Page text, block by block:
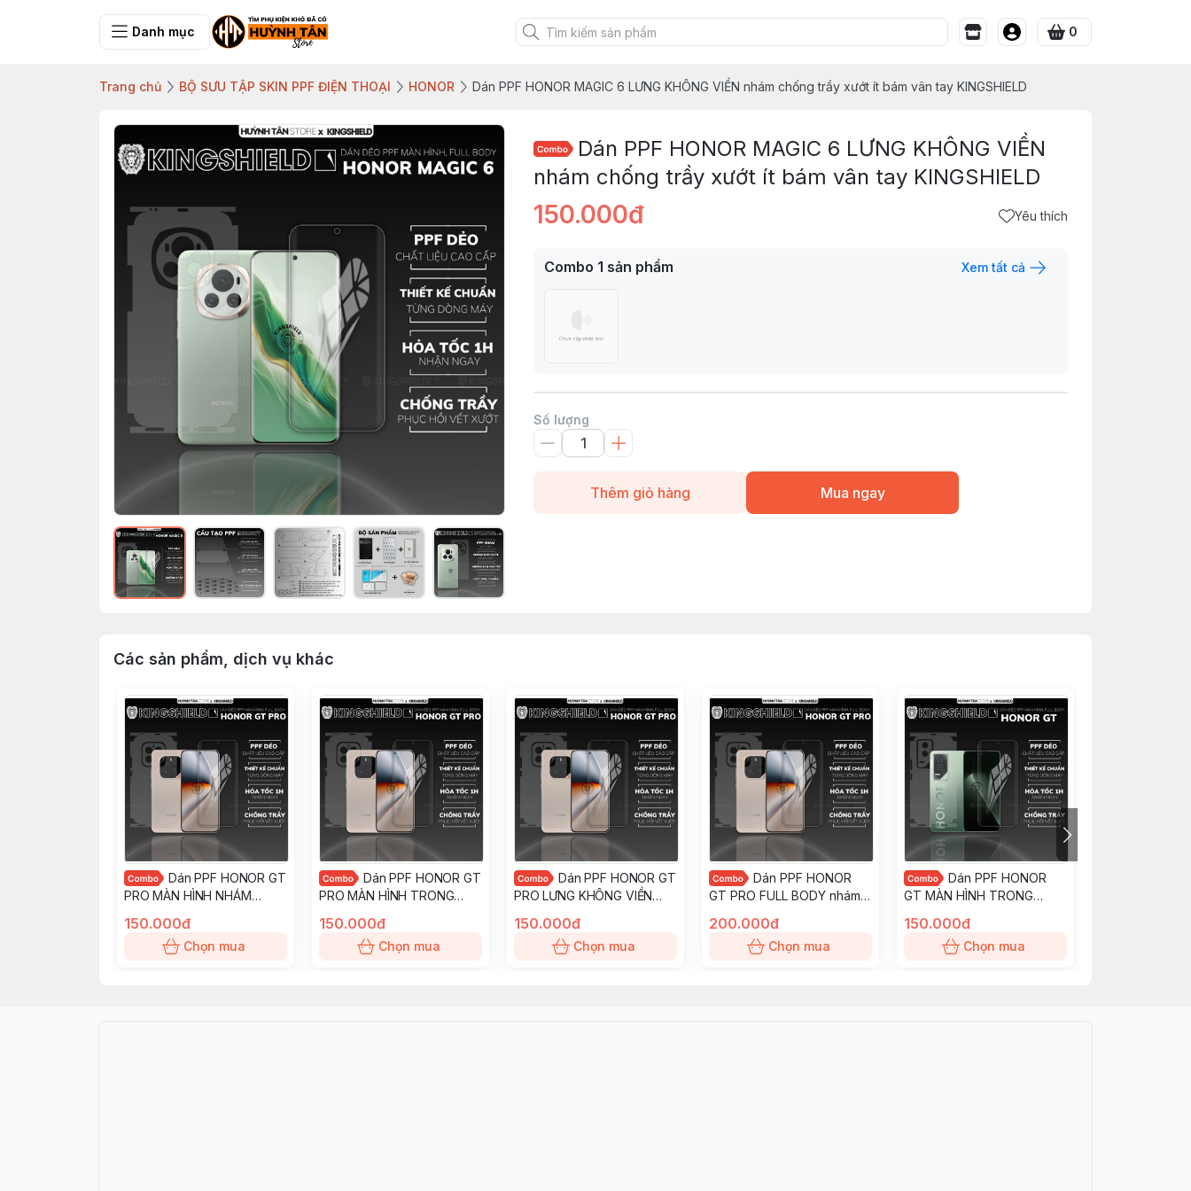
Danh mục 0
Trang chủ BỘ SƯU TẬP SKIN PPF ĐIỆN THOẠI HONOR Dán PPF HONOR MAGIC 6 LƯNG KHÔNG VIỀN nhám chống trầy xướt ít bám vân tay KINGSHIELD
Dán PPF HONOR MAGIC 6 LƯNG KHÔNG VIỀN
nhám chống trầy xướt ít bám vân tay KINGSHIELD
150.000đ Yêu thích
Combo 1 sản phẩm Xem tất cả
Số lượng
Thêm giỏ hàng Mua ngay
Các sản phẩm, dịch vụ khác
Dán PPF HONOR GT
PRO MÀN HÌNH NHÁM
tay KINGSHIELD
150.000đ
Chọn mua
Dán PPF HONOR GT
PRO MÀN HÌNH TRONG
tay KINGSHIELD
150.000đ
Chọn mua
Dán PPF HONOR GT
PRO LƯNG KHÔNG VIỀN
vân tay KINGSHIELD
150.000đ
Chọn mua
Dán PPF HONOR
GT PRO FULL BODY nhám
tay KINGSHIELD
200.000đ
Chọn mua
Dán PPF HONOR
GT MÀN HÌNH TRONG
tay KINGSHIELD
150.000đ
Chọn mua